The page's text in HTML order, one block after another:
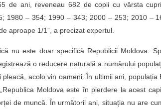
de ani, reveneau 682 de copii cu vârsta
1980 – 354; 1990 – 343; 2000 – 253; 2010 –
aproape 1/1”, a precizat expertul.
nu este doar specifică Republicii Moldova.
o reducere naturală a numărului
acolo vin oameni. În ultimii ani, populația
Moldova este în pierdere la acest
de muncă. În următorii ani, situația nu are